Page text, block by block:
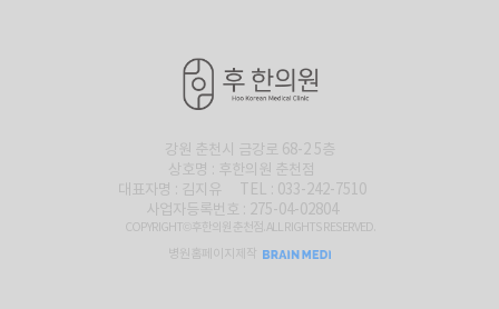
강원 춘천시 금강로 68-2 5층
상호명 : 후한의원 춘천점
대표자명 : 김지유
TEL : 033-242-7510
사업자등록번호 : 275-04-02804
COPYRIGHT© 후한의원 춘천점. ALL RIGHTS RESERVED.
병원홈페이지제작